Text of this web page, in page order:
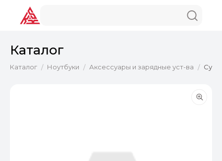
Каталог
Каталог / Ноутбуки / Аксессуары и зарядные уст-ва /